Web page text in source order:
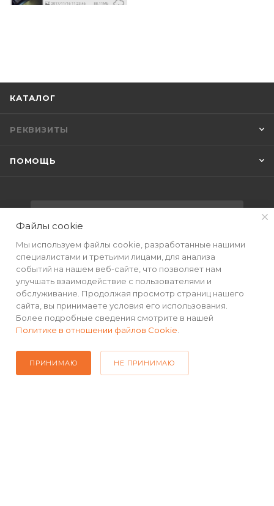
КАТАЛОГ
РЕКВИЗИТЫ
ПОМОЩЬ
+7(499) 490-48-04
sales@mimall.ru
ТЦ «Савеловский», мобильный
ряд, павильон Л153 ул. Сущевский
Вал, д. 5, стр. 12
Файлы cookie
Мы используем файлы cookie, разработанные нашими
специалистами и третьими лицами, для анализа
событий на нашем веб-сайте, что позволяет нам
улучшать взаимодействие с пользователями и
обслуживание. Продолжая просмотр страниц нашего
сайта, вы принимаете условия его использования.
Более подробные сведения смотрите в нашей
Политике в отношении файлов Cookie
ПРИНИМАЮ НЕ ПРИНИМАЮ